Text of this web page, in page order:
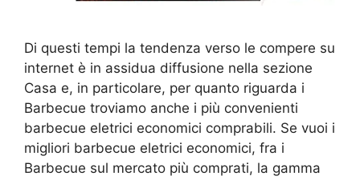
Di questi tempi la tendenza verso le compere su
internet è in assidua diffusione nella sezione
Casa e, in particolare, per quanto riguarda i
Barbecue troviamo anche i più convenienti
barbecue eletrici economici comprabili. Se vuoi i
migliori barbecue eletrici economici, fra i
Barbecue sul mercato più comprati, la gamma